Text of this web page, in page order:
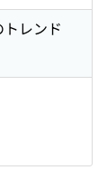
レンド